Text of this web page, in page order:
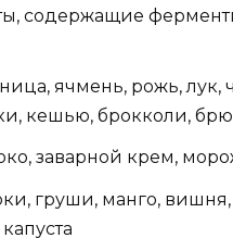
содержащие
ячмень, рожь, лук,
кешью, брокколи,
заварной крем,
груши, манго,